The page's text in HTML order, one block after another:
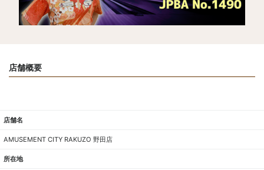
店舗概要
店舗名
AMUSEMENT CITY RAKUZO 野田店
所在地